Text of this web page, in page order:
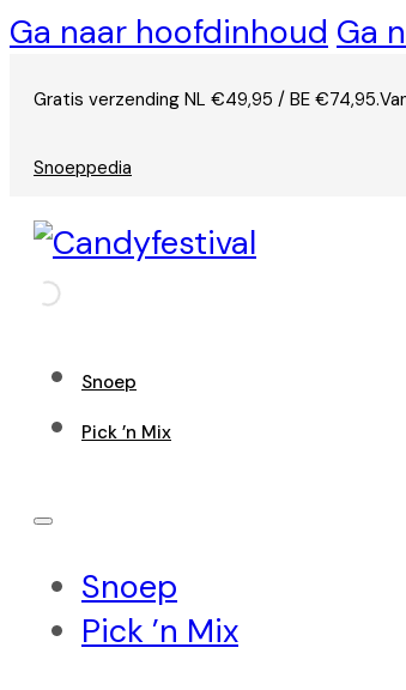
Ga naar hoofdinhoud Ga
Gratis verzending NL €49,95 / BE €74,95.
Snoeppedia
Snoep
Pick ’n Mix
Snoep
Pick ’n Mix